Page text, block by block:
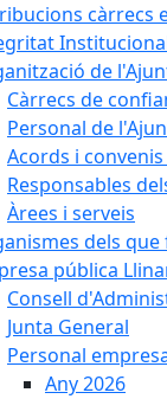
càrrecs
de
Càrrecs de
Personal de
Acords i
Responsables
Àrees i serveis
dels
pública
Consell
Junta General
Personal
Any 2026